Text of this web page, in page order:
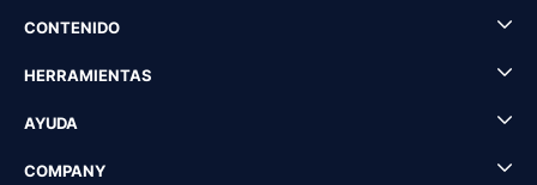
CONTENIDO
HERRAMIENTAS
AYUDA
COMPANY